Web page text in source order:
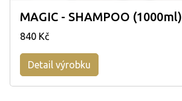
MAGIC - SHAMPOO (1000ml)
840 Kč
Detail výrobku